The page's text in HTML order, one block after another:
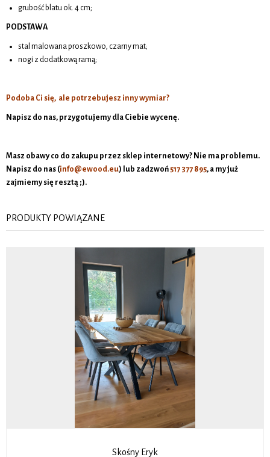
grubość blatu ok. 4 cm;
PODSTAWA
stal malowana proszkowo, czarny mat;
nogi z dodatkową ramą;
Podoba Ci się, ale potrzebujesz inny wymiar?
Napisz do nas, przygotujemy dla Ciebie wycenę.
Masz obawy co do zakupu przez sklep internetowy? Nie ma problemu.
Napisz do nas (info@ewood.eu) lub zadzwoń517 377 895, a my już
zajmiemy się resztą ;).
PRODUKTY POWIĄZANE
Skośny Eryk